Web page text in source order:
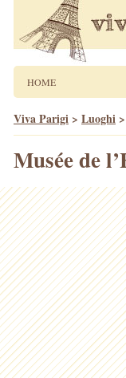
HOME
Viva Parigi > Luoghi >
Musée de